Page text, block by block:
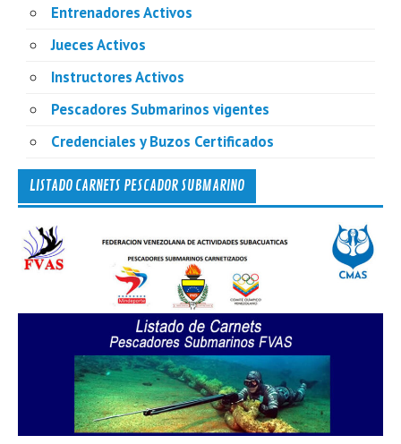
Entrenadores Activos
Jueces Activos
Instructores Activos
Pescadores Submarinos vigentes
Credenciales y Buzos Certificados
LISTADO CARNETS PESCADOR SUBMARINO